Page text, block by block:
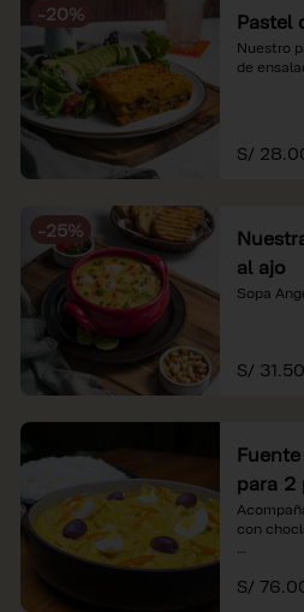
-20% Pastel
Nuestro
de
S/
-25%
al ajo
Sopa
S/ 31.50
para 2
con
soles e
S/